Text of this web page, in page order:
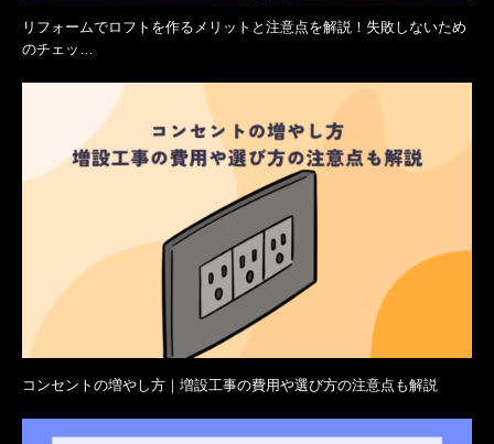
リフォームでロフトを作るメリットと注意点を解説！失敗しないため
のチェッ…
コンセントの増やし方｜増設工事の費用や選び方の注意点も解説